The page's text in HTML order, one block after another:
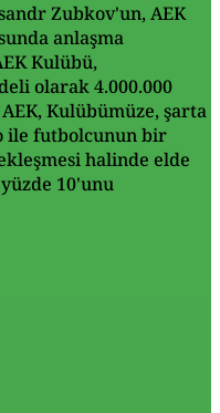
Zubkov'un, AEK
anlaşma
Kulübü,
olarak 4.000.000
Kulübümüze, şarta
ile futbolcunun bir
halinde elde
10'unu